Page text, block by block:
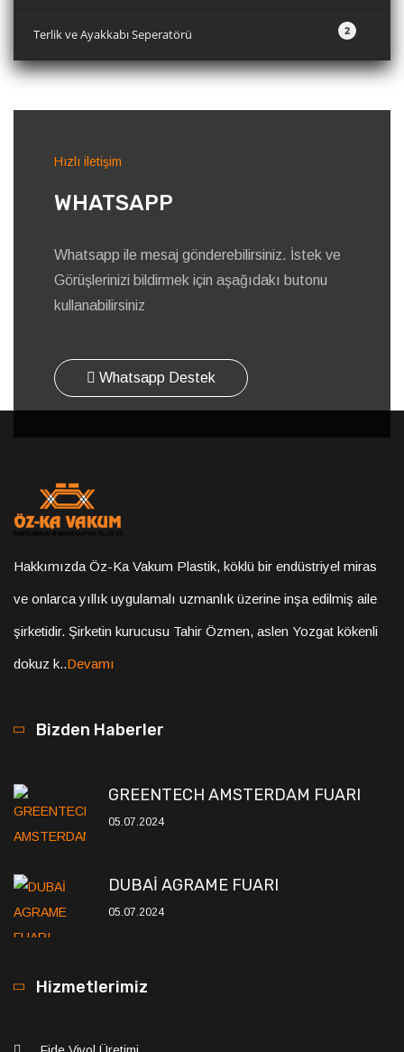
2
Terlik ve Ayakkabı Seperatörü
Hızlı iletişim
WHATSAPP
Whatsapp ile mesaj gönderebilirsiniz. İstek ve
Görüşlerinizi bildirmek için aşağıdakı butonu
kullanabilirsiniz
Whatsapp Destek
Hakkımızda Öz-Ka Vakum Plastik, köklü bir endüstriyel miras
ve onlarca yıllık uygulamalı uzmanlık üzerine inşa edilmiş aile
şirketidir. Şirketin kurucusu Tahir Özmen, aslen Yozgat kökenli
dokuz k..Devamı
Bizden Haberler
GREENTECH AMSTERDAM FUARI
05.07.2024
DUBAİ AGRAME FUARI
05.07.2024
Hizmetlerimiz